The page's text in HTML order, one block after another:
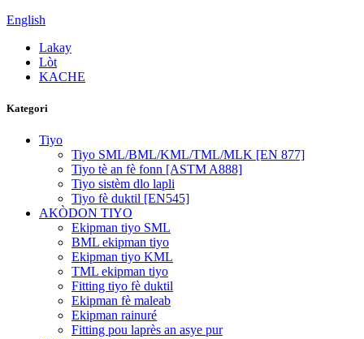
English
Lakay
Lòt
KACHE
Kategori
Tiyo
Tiyo SML/BML/KML/TML/MLK [EN 877]
Tiyo tè an fè fonn [ASTM A888]
Tiyo sistèm dlo lapli
Tiyo fè duktil [EN545]
AKÒDON TIYO
Ekipman tiyo SML
BML ekipman tiyo
Ekipman tiyo KML
TML ekipman tiyo
Fitting tiyo fè duktil
Ekipman fè maleab
Ekipman rainuré
Fitting pou laprès an asye pur